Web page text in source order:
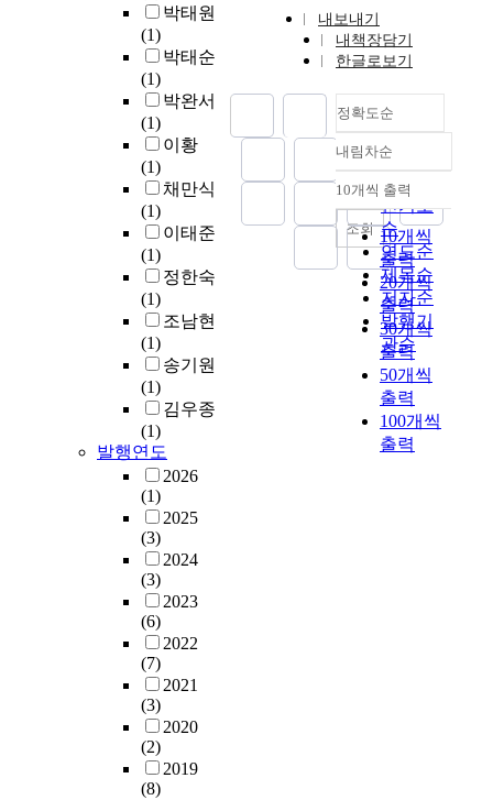
박태원
(1)
박태순
(1)
박완서
(1)
이황
(1)
채만식
(1)
이태준
(1)
정한숙
(1)
조남현
(1)
송기원
(1)
김우종
(1)
발행연도
2026
(1)
2025
(3)
2024
(3)
2023
(6)
2022
(7)
2021
(3)
2020
(2)
2019
(8)
내보내기
내책장담기
한글로보기
정확도순
정확도
순
인기도
순
연도순
제목순
저자순
발행기
관순
내림차순
내림차순
10개씩 출력
10개씩
출력
20개씩
출력
30개씩
출력
50개씩
출력
100개씩
출력
조회